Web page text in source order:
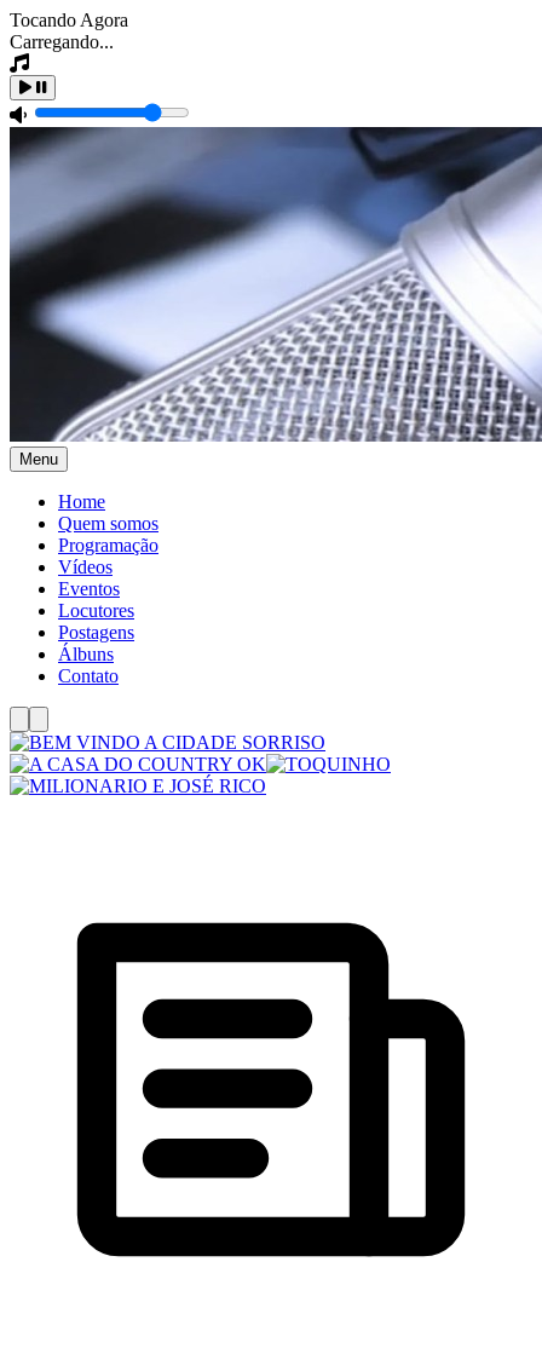
Tocando Agora
Carregando...
Menu
Home
Quem somos
Programação
Vídeos
Eventos
Locutores
Postagens
Álbuns
Contato